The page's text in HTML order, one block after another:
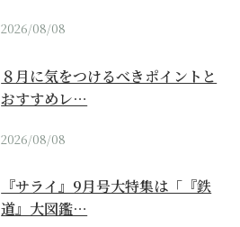
2026/08/08
８月に気をつけるべきポイントと
おすすめレ…
2026/08/08
『サライ』9月号大特集は「『鉄
道』大図鑑…